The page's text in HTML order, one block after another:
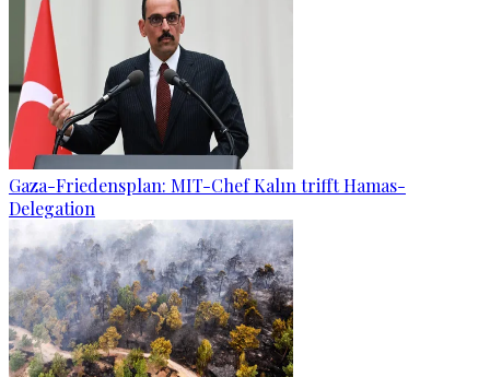
Gaza-Friedensplan: MIT-Chef Kalın trifft Hamas-
Delegation